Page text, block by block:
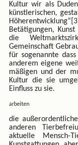
Kultur wir als
künstlerischen,
Betätigungen,
die
Gemeinschaft
für sogenannte
anderem eigene
mäßigen und der
Kultur die sie
Einfluss zu sie.
arbeiten
die
anderen
aktuelle Mensch-